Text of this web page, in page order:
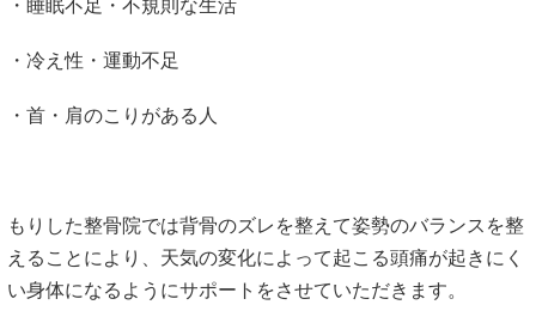
・睡眠不足・不規則な生活
・冷え性・運動不足
・首・肩のこりがある人
もりした整骨院では背骨のズレを整えて姿勢のバランスを整
えることにより、天気の変化によって起こる頭痛が起きにく
い身体になるようにサポートをさせていただきます。